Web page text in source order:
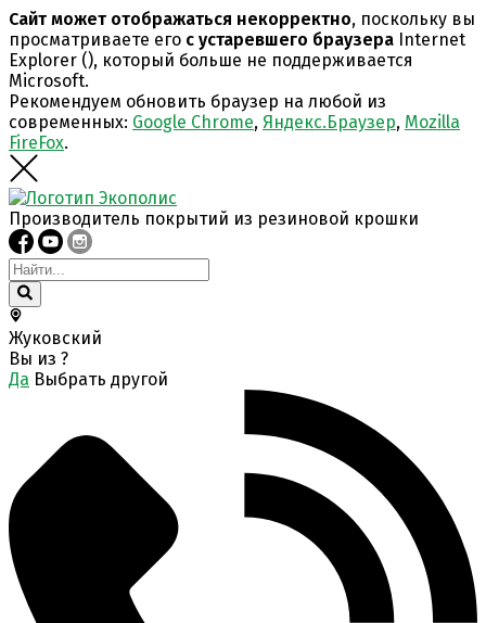
Сайт может отображаться некорректно, поскольку вы
просматриваете его с устаревшего браузера Internet
Explorer (), который больше не поддерживается
Microsoft.
Рекомендуем обновить браузер на любой из
современных: Google Chrome, Яндекс.Браузер, Mozilla
FireFox.
Производитель покрытий из резиновой крошки
Жуковский
Вы из ?
Да Выбрать другой